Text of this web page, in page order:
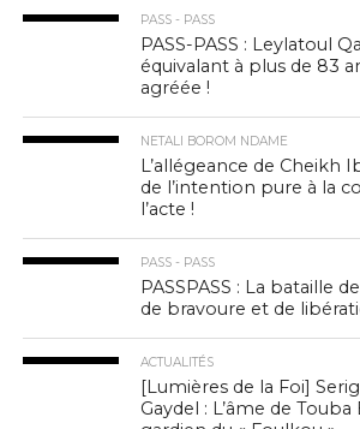
PASS - PASS
PASS-PASS : Leylatoul
équivalant à plus de 83
agréée !
NETALI BOROM NDAME
L’allégeance de Cheikh
de l’intention pure à la
l’acte !
PASS - PASS
PASSPASS : La bataille
de bravoure et de
ACTUALITÉS
[Lumières de la Foi]
Gaydel : L’âme de